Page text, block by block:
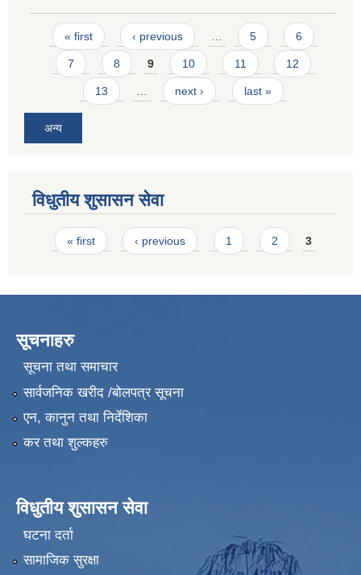
Pages
« first ‹ previous 5 6
7 8 9 10 11 12
13 next › last »
अन्य
विधुतीय शुसासन सेवा
Pages
« first ‹ previous 1 2 3
सूचनाहरु
सूचना तथा समाचार
सार्वजनिक खरीद /बोलपत्र सूचना
एन, कानुन तथा निर्देशिका
कर तथा शुल्कहरु
विधुतीय शुसासन सेवा
घटना दर्ता
सामाजिक सुरक्षा